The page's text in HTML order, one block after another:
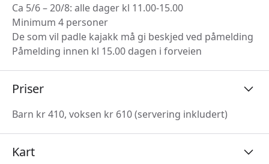
Ca 5/6 – 20/8: alle dager kl 11.00-15.00
Minimum 4 personer
De som vil padle kajakk må gi beskjed ved påmelding
Påmelding innen kl 15.00 dagen i forveien
Priser
Barn kr 410, voksen kr 610 (servering inkludert)
Kart